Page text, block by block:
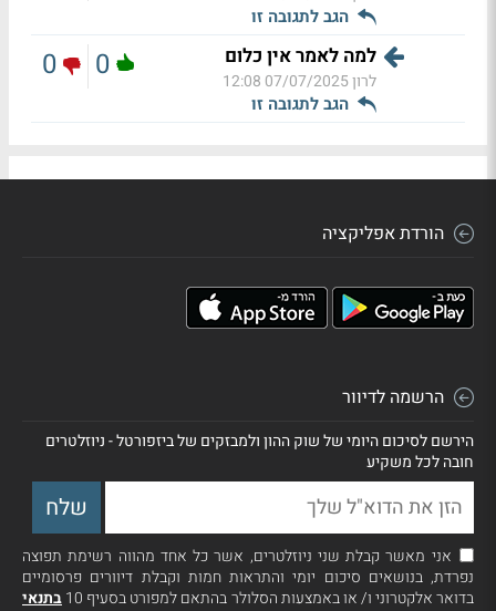
הגב לתגובה זו
למה לאמר אין כלום
לרון07/07/2025 12:08
הגב לתגובה זו
0
0
הורדת אפליקציה
הרשמה לדיוור
הירשם לסיכום היומי של שוק ההון ולמבזקים של ביזפורטל - ניוזלטרים
חובה לכל משקיע
אני מאשר קבלת שני ניוזלטרים, אשר כל אחד מהווה רשימת תפוצה
נפרדת, בנושאים סיכום יומי והתראות חמות וקבלת דיוורים פרסומיים
בדואר אלקטרוני ו/ או באמצעות הסלולר בהתאם למפורט בסעיף 10
בתנאי